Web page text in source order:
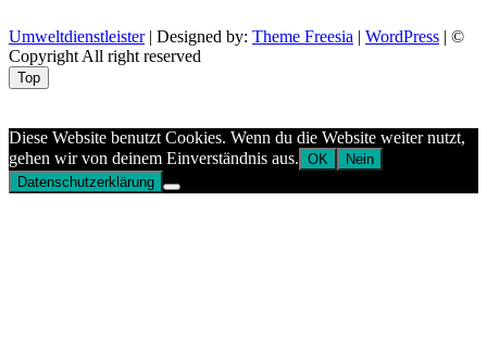
Umweltdienstleister| Designed by: Theme Freesia | WordPress | ©
Copyright All right reserved
Top
Diese Website benutzt Cookies. Wenn du die Website weiter nutzt,
gehen wir von deinem Einverständnis aus. OK
Nein
Datenschutzerklärung